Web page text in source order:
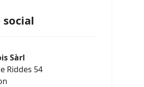
social
Sàrl
Riddes 54